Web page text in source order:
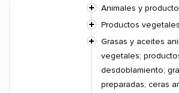
Animales y
Productos vegetales
Grasas y aceites
vegetales;
desdoblamiento;
preparadas; ceras